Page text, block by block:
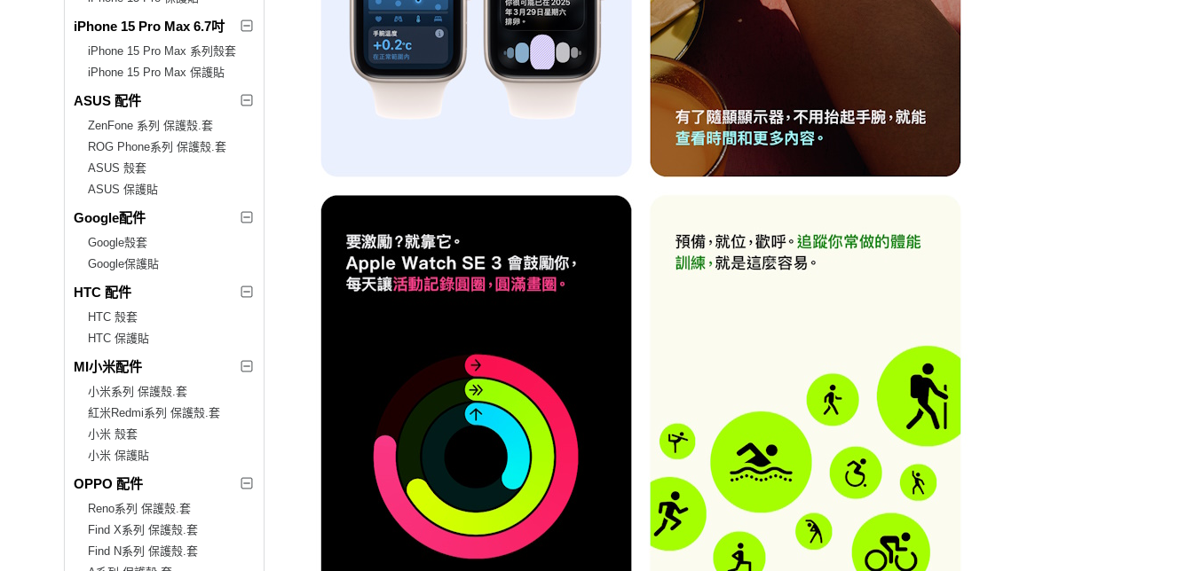
iPhone 15 Pro Max 6.7吋
iPhone 15 Pro Max 系列殼套
iPhone 15 Pro Max 保護貼
ASUS 配件
ZenFone 系列 保護殼.套
ROG Phone系列 保護殼.套
ASUS 殼套
ASUS 保護貼
Google配件
Google殼套
Google保護貼
HTC 配件
HTC 殼套
HTC 保護貼
MI小米配件
小米系列 保護殼.套
紅米Redmi系列 保護殼.套
小米 殼套
小米 保護貼
OPPO 配件
Reno系列 保護殼.套
Find X系列 保護殼.套
Find N系列 保護殼.套